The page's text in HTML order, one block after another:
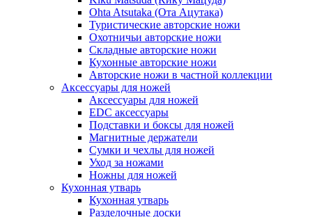
Ohta Atsutaka (Ота Ацутака)
Туристические авторские ножи
Охотничьи авторские ножи
Складные авторские ножи
Кухонные авторские ножи
Авторские ножи в частной коллекции
Аксессуары для ножей
Аксессуары для ножей
EDC аксессуары
Подставки и боксы для ножей
Магнитные держатели
Сумки и чехлы для ножей
Уход за ножами
Ножны для ножей
Кухонная утварь
Кухонная утварь
Разделочные доски